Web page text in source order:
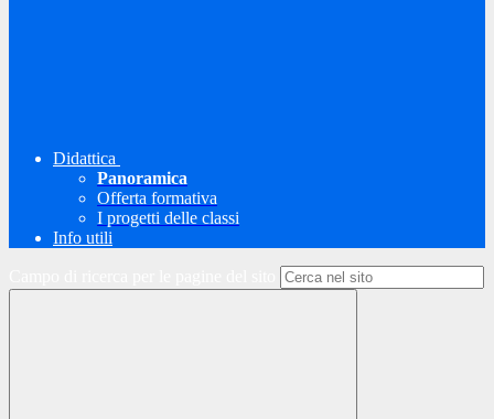
Didattica
Panoramica
Offerta formativa
I progetti delle classi
Info utili